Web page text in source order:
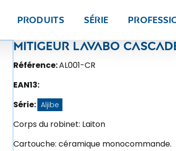
Produits Série
Mitigeur lavabo
Référence:AL001-CR
EAN13:
Série: Aljibe
Corps du robinet: Laiton
Cartouche: céramique monocommande.